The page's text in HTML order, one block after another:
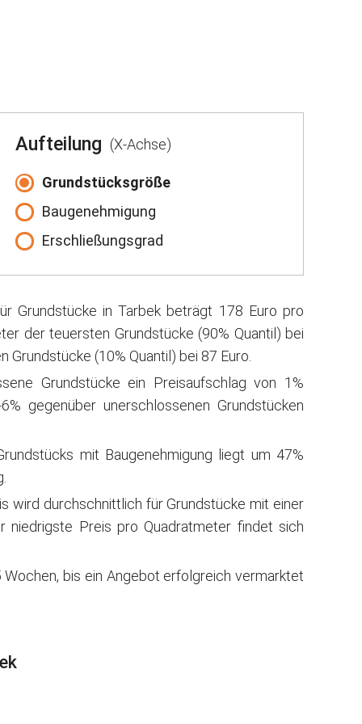
Aufteilung (X-Achse)
Grundstücksgröße
Baugenehmigung
Erschließungsgrad
Grundstücke in Tarbek beträgt 178 Euro pro
der teuersten Grundstücke (90% Quantil) bei
(10% Quantil) bei 87 Euro.
Grundstücke ein Preisaufschlag von 1%
gegenüber unerschlossenen Grundstücken
mit Baugenehmigung liegt um 47%
wird durchschnittlich für Grundstücke mit einer
niedrigste Preis pro Quadratmeter findet sich
bis ein Angebot erfolgreich vermarktet